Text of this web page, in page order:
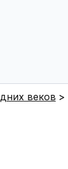
веков